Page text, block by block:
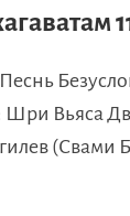
Шри Вьяса
(Свами